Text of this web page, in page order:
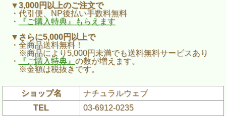
▼3,000円以上のご注文で
・代引便、NP後払い手数料無料
・
『ご購入特典』もらえます
▼さらに5,000円以上で
・全商品送料無料！
※商品により5,000円未満でも送料無料サービスあり
・
『ご購入特典』 の数が増えます。
※金額は税抜きです。
ショップ名
ナチュラルウェブ
TEL
03-6912-0235